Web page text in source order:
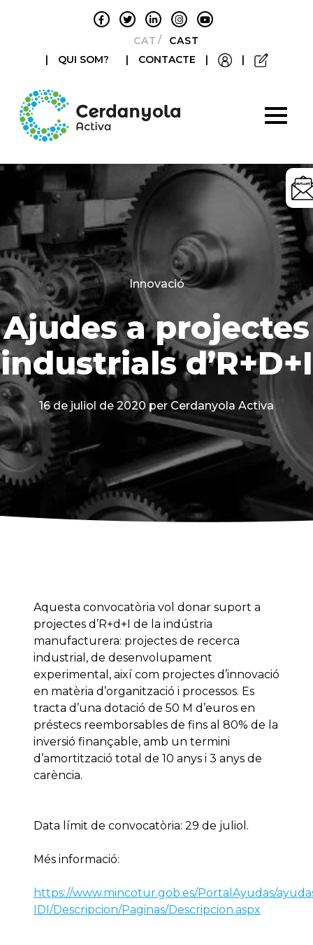
CATALÀCASTELLANO
|
QUI SOM? | CONTACTE | |
Categories
Innovació
Ajudes a projectes
industrials d’R+D+I
16 de juliol de 2020 per Cerdanyola Activa
Aquesta convocatòria vol donar suport a
projectes d’R+d+I de la indústria
manufacturera: projectes de recerca
industrial, de desenvolupament
experimental, així com projectes d’innovació
en matèria d’organització i processos. Es
tracta d’una dotació de 50 M d’euros en
préstecs reemborsables de fins al 80% de la
inversió finançable, amb un termini
d’amortització total de 10 anys i 3 anys de
carència.
Data límit de convocatòria: 29 de juliol.
Més informació:
https://www.mincotur.gob.es/PortalAyudas/
IDI/Descripcion/Paginas/Descripcion.aspx